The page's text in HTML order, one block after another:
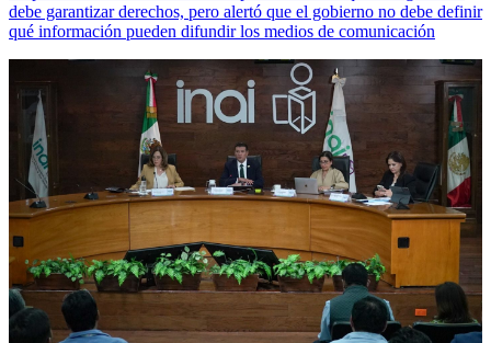
debe garantizar derechos, pero alertó que el gobierno no debe definir
qué información pueden difundir los medios de comunicación